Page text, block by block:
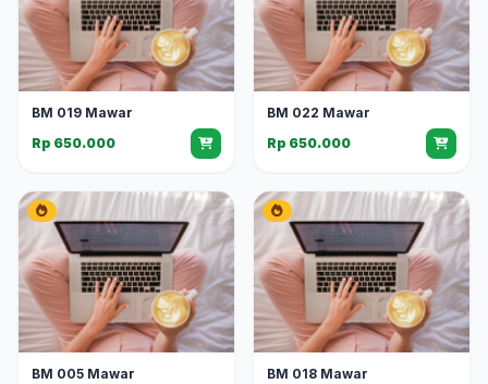
BM 019 Mawar
Rp 650.000
BM 022 Mawar
Rp 650.000
BM 005 Mawar
BM 018 Mawar